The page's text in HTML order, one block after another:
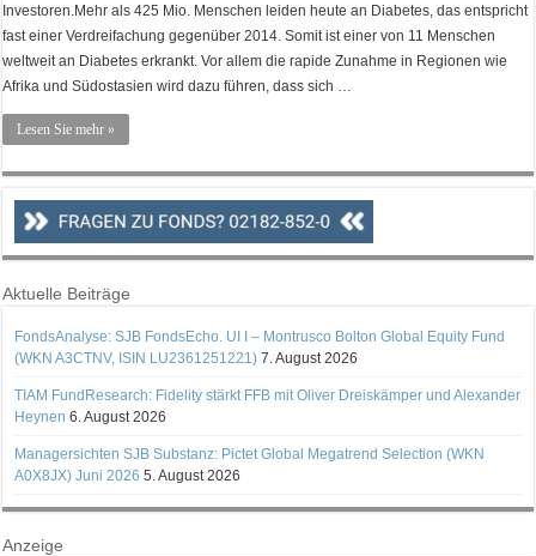
Investoren.Mehr als 425 Mio. Menschen leiden heute an Diabetes, das entspricht
fast einer Verdreifachung gegenüber 2014. Somit ist einer von 11 Menschen
weltweit an Diabetes erkrankt. Vor allem die rapide Zunahme in Regionen wie
Afrika und Südostasien wird dazu führen, dass sich …
Lesen Sie mehr »
Aktuelle Beiträge
FondsAnalyse: SJB FondsEcho. UI I – Montrusco Bolton Global Equity Fund
(WKN A3CTNV, ISIN LU2361251221) 7. August 2026
TIAM FundResearch: Fidelity stärkt FFB mit Oliver Dreiskämper und Alexander
Heynen 6. August 2026
Managersichten SJB Substanz: Pictet Global Megatrend Selection (WKN
A0X8JX) Juni 2026 5. August 2026
Anzeige